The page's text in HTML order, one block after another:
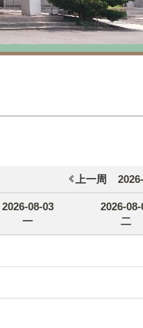
上一周
2026-08-03
一
2026-08-
二